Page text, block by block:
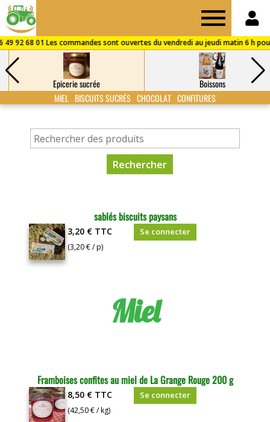
des
Fermes
de
Epicerie sucrée
Boissons
MIEL BISCUITS SUCRÉS CHOCOLAT CONFITURES
sablés biscuits paysans
3,20 € TTC
(3,20 € / p)
Se connecter
Miel
Framboises confites au miel de La Grange Rouge 200 g
8,50 € TTC
(42,50 € / kg)
Se connecter